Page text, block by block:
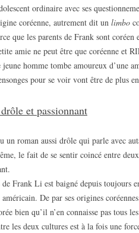
ordinaire avec ses
coréenne, autrement dit un limbo
que les parents de Frank sont
amie ne peut être que coréenne et
homme tombe amoureux d’une
pour se voir vont être de plus
et passionnant
un roman aussi drôle qui parle avec
le fait de se sentir coincé entre
Frank Li est baigné depuis toujours
De par ses origines
bien qu’il n’en connaisse pas tous
les deux cultures est à la fois une